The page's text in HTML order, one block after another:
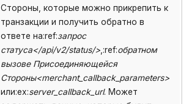
Стороны, которые можно прикрепить к
транзакции и получить обратно в
ответе на:ref:запрос
статуса</api/v2/status/>,:ref:обратном
вызове Присоединяющейся
Стороны<merchant_callback_parameters>
или:ex:server_callback_url. Может